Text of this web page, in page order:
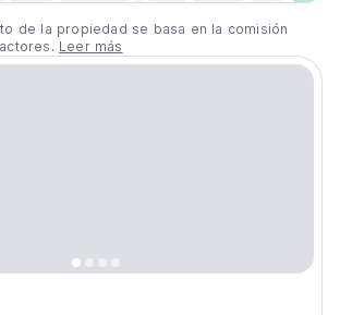
de la propiedad se basa en la comisión
Leer más